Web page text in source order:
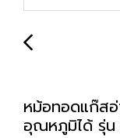
หม้อทอดแก๊ส
อุณหภูมิได้ รุ่น